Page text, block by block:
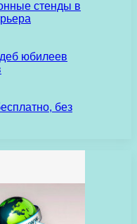
стенды в
юбилеев
без